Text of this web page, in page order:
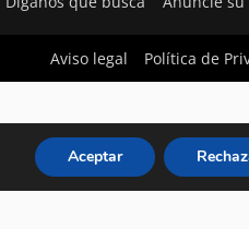
Aviso legal Política de
Aceptar